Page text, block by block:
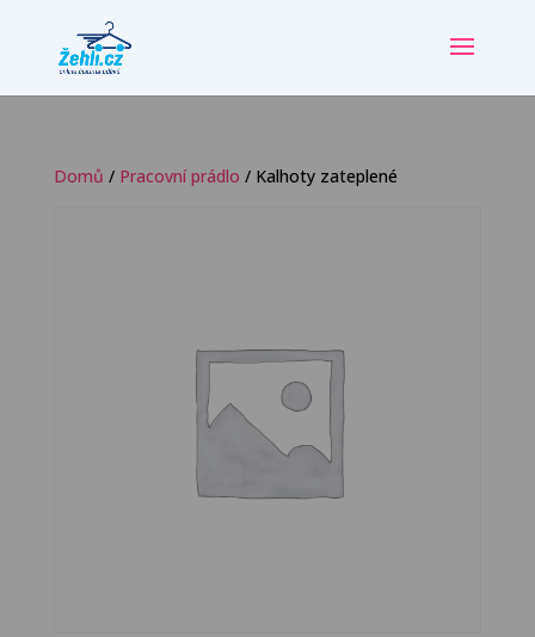
Domů / Pracovní prádlo / Kalhoty zateplené